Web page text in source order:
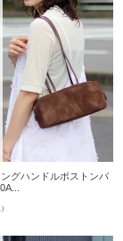
グハンドルボストンバ